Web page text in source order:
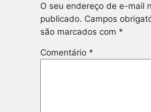
O seu endereço de e-mail
publicado. Campos
são marcados com *
Comentário *